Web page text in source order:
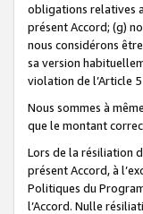
obligations relatives
présent Accord; (g)
nous considérons
sa version
violation de l’Article
Nous sommes à
que le montant
Lors de la résiliation
présent Accord, à
Politiques du
l’Accord. Nulle